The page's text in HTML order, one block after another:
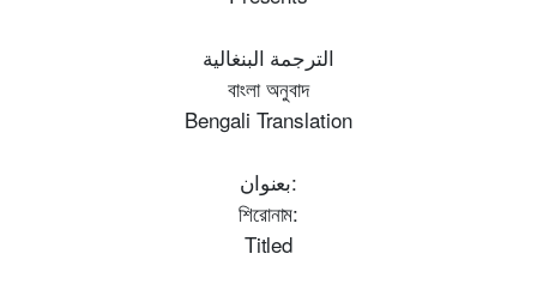
الترجمة البنغالية
বাংলা অনুবাদ
Bengali Translation
بعنوان:
শিরোনাম:
Titled